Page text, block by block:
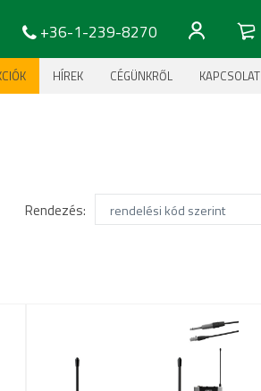
+36-1-239-8270
KAPCSOLAT
CÉGÜNKRŐL
HÍREK
Rendezés: